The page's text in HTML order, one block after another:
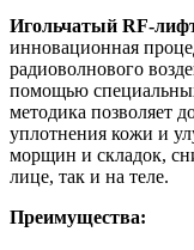
Игольчатый RF-
инновационная
радиоволнового
помощью
методика позволяет
уплотнения кожи и
морщин и складок,
лице, так и на теле.
Преимущества: